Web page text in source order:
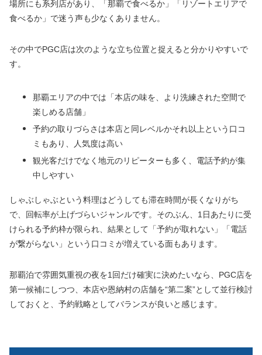
場所にも系列店があり、「那覇で食べるか」「リゾートエリアで
食べるか」で迷う声も少なくありません。
その中でPGC店は次のような立ち位置と捉えると分かりやすいで
す。
那覇エリアの中では「本店の味を、より洗練された空間で
楽しめる店舗」
予約の取りづらさは本店と同レベルかそれ以上という口コ
ミもあり、人気度は高い
観光客だけでなく地元のリピーターも多く、電話予約が集
中しやすい
しゃぶしゃぶという料理はどうしても滞在時間が長くなりがち
で、回転率が上げづらいジャンルです。そのぶん、1日あたりに受
けられる予約枠が限られ、結果として「予約が取れない」「電話
が繋がらない」という口コミが増えている面もあります。
那覇泊で雰囲気重視の夜を1回だけ確実に決めたいなら、PGC店を
第一候補にしつつ、本店や恩納村の店舗を“第二案”として並行検討
しておくと、予約戦略としてバランスが良いと感じます。